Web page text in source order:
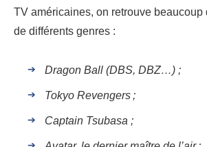
TV américaines, on retrouve
de différents genres :
Dragon Ball (DBS, DBZ…) ;
Tokyo Revengers ;
Captain Tsubasa ;